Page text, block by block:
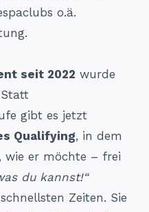
o.ä.
seit 2022 wurde
gibt es jetzt
Qualifying, in dem
wie er möchte – frei
du kannst!“
Zeiten. Sie